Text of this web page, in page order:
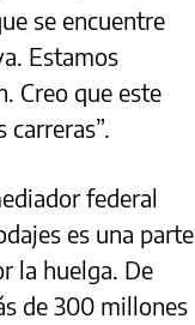
se encuentre
Estamos
Creo que este
federal
es una parte
la huelga. De
de 300 millones